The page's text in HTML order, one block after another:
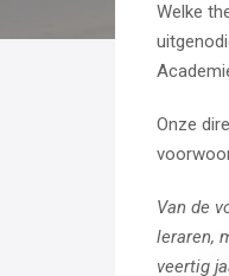
Welke
Onze
Van de
leraren,
veertig